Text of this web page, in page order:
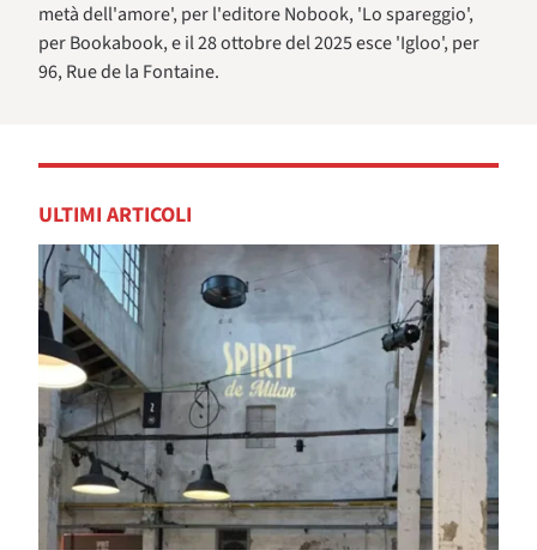
metà dell'amore', per l'editore Nobook, 'Lo spareggio',
per Bookabook, e il 28 ottobre del 2025 esce 'Igloo', per
96, Rue de la Fontaine.
ULTIMI ARTICOLI